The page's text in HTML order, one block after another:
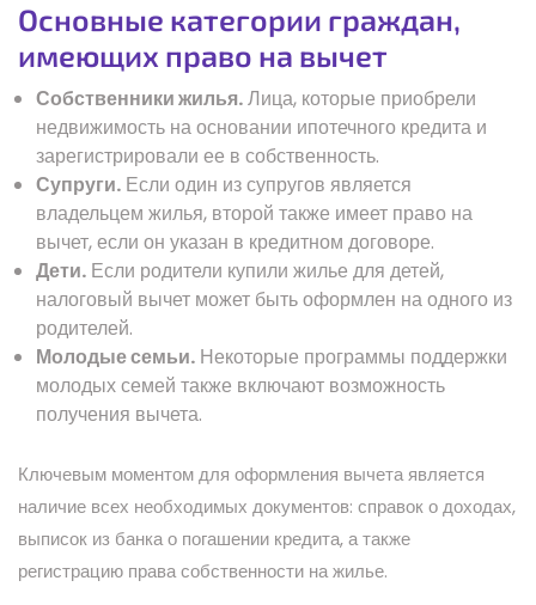
Основные категории граждан,
имеющих право на вычет
Собственники жилья.Лица, которые приобрели
недвижимость на основании ипотечного кредита и
зарегистрировали ее в собственность.
Супруги. Если один из супругов является
владельцем жилья, второй также имеет право на
вычет, если он указан в кредитном договоре.
Дети. Если родители купили жилье для детей,
налоговый вычет может быть оформлен на одного из
родителей.
Молодые семьи. Некоторые программы поддержки
молодых семей также включают возможность
получения вычета.
Ключевым моментом для оформления вычета является
наличие всех необходимых документов: справок о доходах,
выписок из банка о погашении кредита, а также
регистрацию права собственности на жилье.